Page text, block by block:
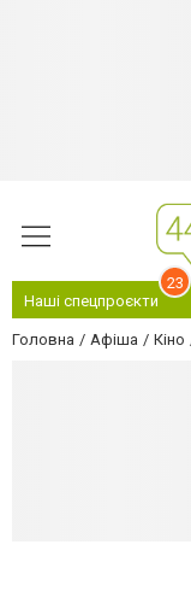
Наші спецпроєкти
23
Головна Афіша Кіно